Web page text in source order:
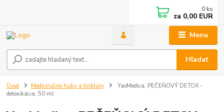
Menu
Hľadať
0 ks
za 0,00 EUR
Úvod Medicinálne huby a tinktúry
YaoMedica, PEČEŇOVÝ DETOX -
detoxikácia, 50 ml